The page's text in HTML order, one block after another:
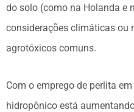
do solo (como na Holanda e
considerações climáticas ou
agrotóxicos comuns.
Com o emprego de perlita
hidropônico está